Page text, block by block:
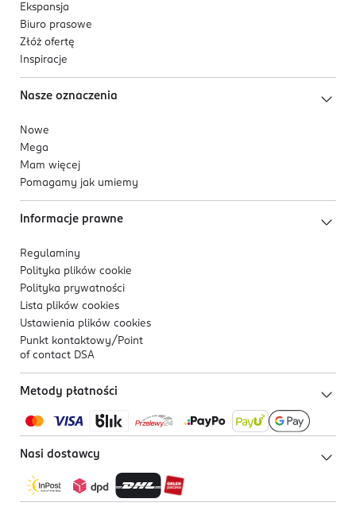
Ekspansja
Biuro prasowe
Złóż ofertę
Inspiracje
Nasze oznaczenia
Nowe
Mega
Mam więcej
Pomagamy jak umiemy
Informacje prawne
Regulaminy
Polityka plików cookie
Polityka prywatności
Lista plików cookies
Ustawienia plików cookies
Punkt kontaktowy/ Point
of contact DSA
Metody płatności
Nasi dostawcy